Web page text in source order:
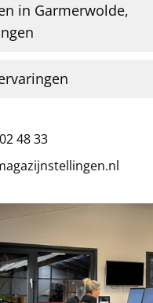
in Garmerwolde,
48 33